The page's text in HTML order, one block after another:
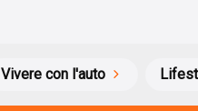
Vivere con l'auto